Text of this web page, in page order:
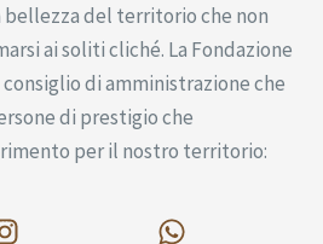
del territorio che non
ai soliti cliché. La Fondazione
di amministrazione che
di prestigio che
per il nostro territorio: